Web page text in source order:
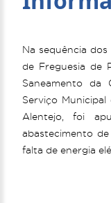
Na sequência
de Freguesia de
Saneamento da
Serviço
Alentejo, foi
abastecimento
falta de energia